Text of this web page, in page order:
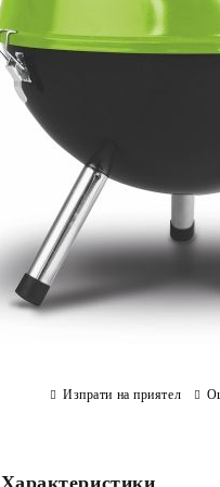
Изпрати на приятел
Характеристики